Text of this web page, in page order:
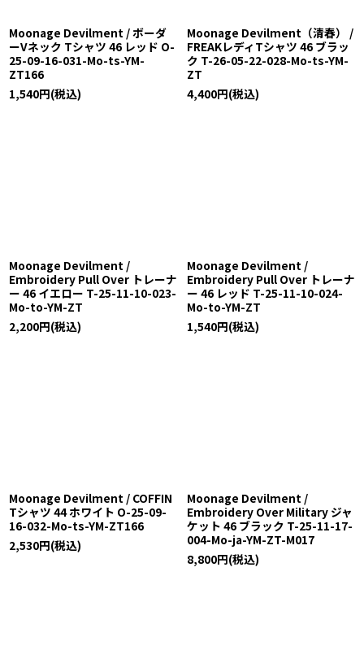
Moonage Devilment / ボーダ
ーVネック Tシャツ 46 レッド O-
25-09-16-031-Mo-ts-YM-
ZT166
1,540円(税込)
Moonage Devilment（清春） /
FREAKレディTシャツ 46 ブラッ
ク T-26-05-22-028-Mo-ts-YM-
ZT
4,400円(税込)
Moonage Devilment /
Embroidery Pull Over トレーナ
ー 46 イエロー T-25-11-10-023-
Mo-to-YM-ZT
2,200円(税込)
Moonage Devilment /
Embroidery Pull Over トレーナ
ー 46 レッド T-25-11-10-024-
Mo-to-YM-ZT
1,540円(税込)
Moonage Devilment / COFFIN
Tシャツ 44 ホワイト O-25-09-
16-032-Mo-ts-YM-ZT166
2,530円(税込)
Moonage Devilment /
Embroidery Over Military ジャ
ケット 46 ブラック T-25-11-17-
004-Mo-ja-YM-ZT-M017
8,800円(税込)